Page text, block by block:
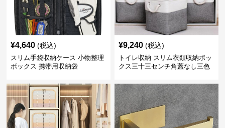
¥4,640 (税込)
スリム手袋収納ケース 小物整理
ボックス 携帯用収納袋
¥9,240 (税込)
トイレ収納 スリム衣類収納ボッ
クス三十三センチ角蓋なし三色